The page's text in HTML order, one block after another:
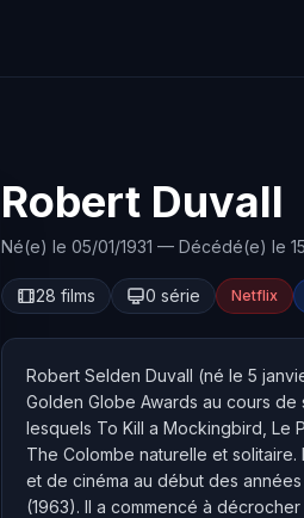
Robert Duvall
Né(e) le 05/01/1931 — Décédé(e) le
28 films 0 série Netflix
Robert Selden Duvall (né le 5
Golden Globe Awards au cours
lesquels To Kill a Mockingbird, Le
The Colombe naturelle et
et de cinéma au début des
(1963). Il a commencé à